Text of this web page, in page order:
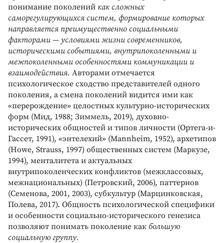
понимание поколений как сложных
саморегулирующихся систем, формирование которых
направляется преимущественно социальными
факторами — условиями жизни современников,
историческими событиями, внутрипоколенными и
межпоколенными особенностями коммуникации и
взаимодействия. Авторами отмечается
психологическое сходство представителей одного
поколения, а смена поколений видится ими как
«перерождение» целостных культурно-исторических
форм (Мид, 1988; Зиммель, 2019), духовно-
исторических общностей и типов личности (Ортега-и-
Гассет, 1991), «энтелехий» (Mannheim, 1952), архетипов
(Howe, Strauss, 1997) общественных систем (Маркузе,
1994), менталитета и актуальных
внутрипоколенческих конфликтов (межклассовых,
межнациональных) (Петровский, 2006), паттернов
(Семенова, 2001, 2003), субкультур (Марцинковская,
Полева, 2017). Общность психологической специфики
и особенности социально-исторического генезиса
позволяют понимать поколение как большую
социальную группу.